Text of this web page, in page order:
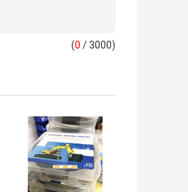
(0 / 3000)